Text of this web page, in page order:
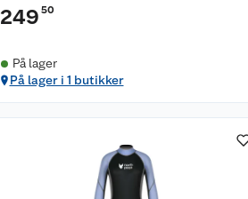
249 50
På lager
På lager i 1 butikker